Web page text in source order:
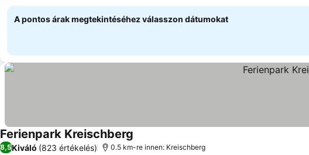
A pontos árak megtekintéséhez válasszon dátumokat
Ferienpark Kreischberg
8,5Kiváló (823 értékelés) 0.5 km-re innen: Kreischberg